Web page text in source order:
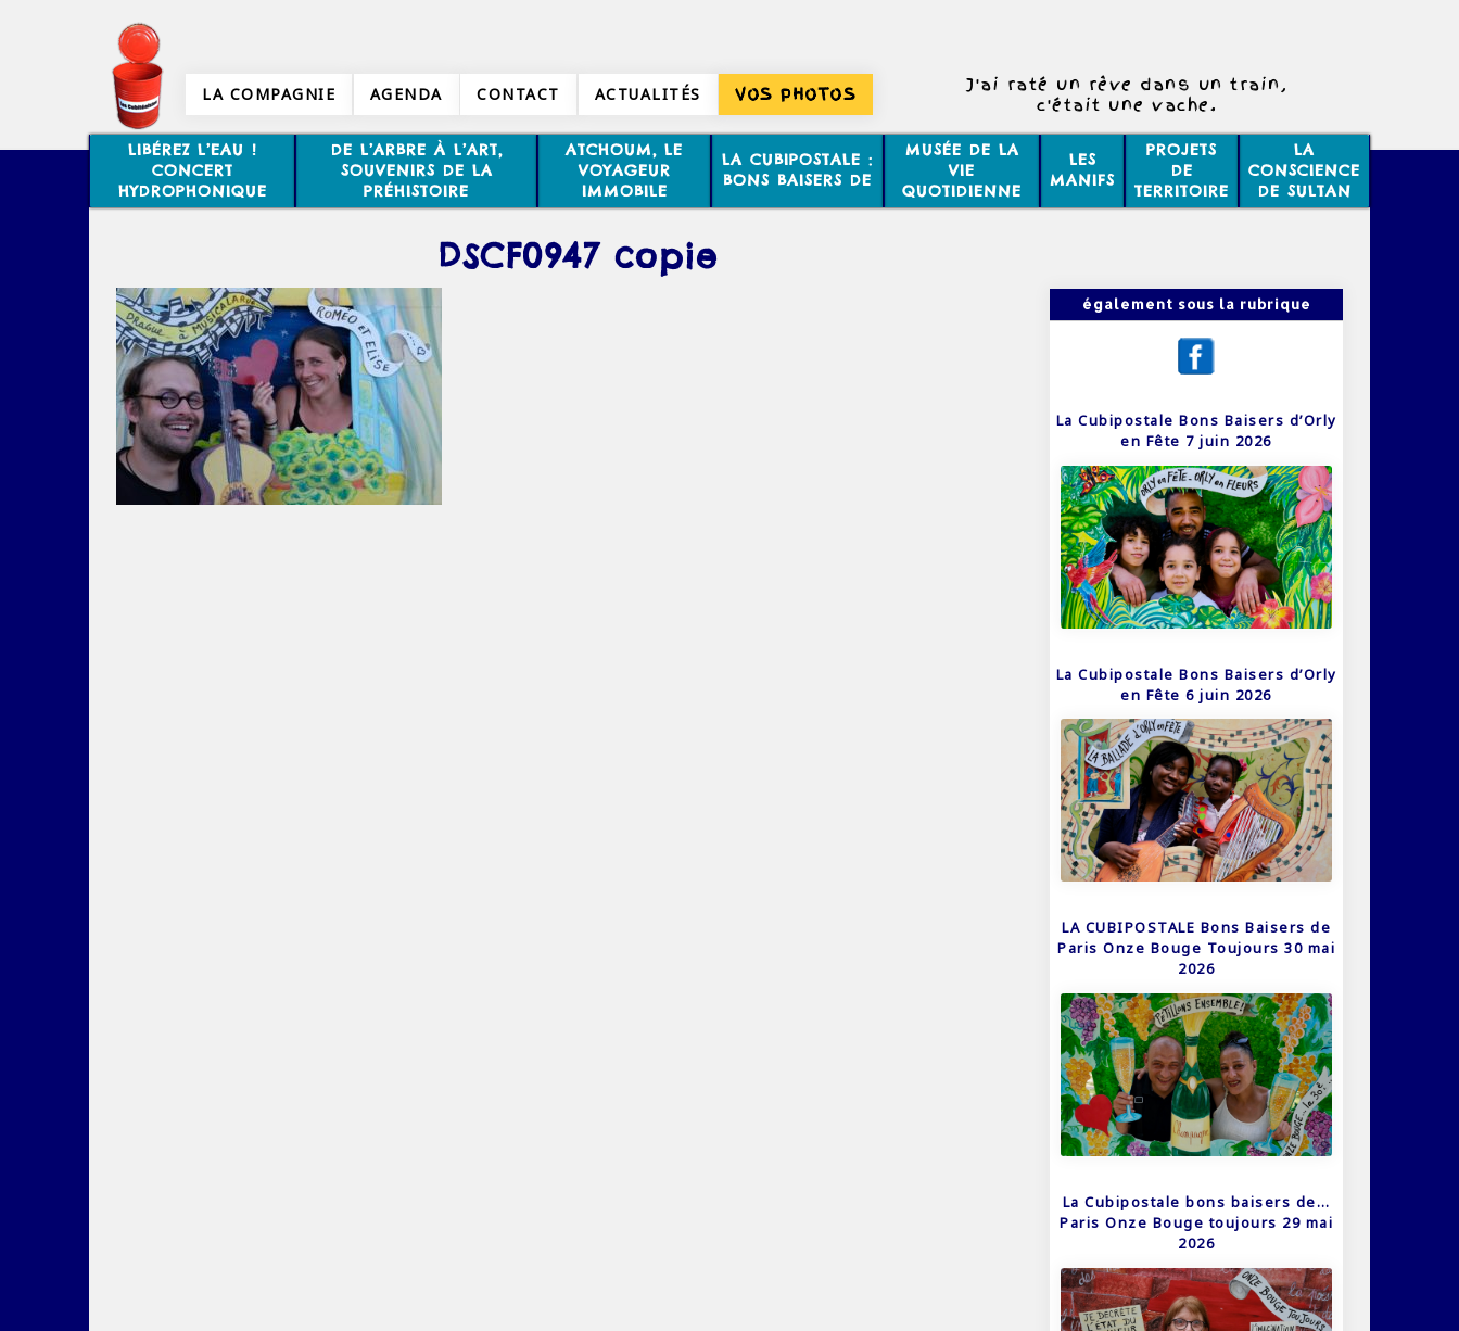
LA COMPAGNIE AGENDA CONTACT ACTUALITÉS VOS PHOTOS
J'ai raté un rêve dans un train,
c'était une vache.
LIBÉREZ L’EAU !
CONCERT
HYDROPHONIQUE
DE L’ARBRE À L’ART,
SOUVENIRS DE LA
PRÉHISTOIRE
ATCHOUM, LE
VOYAGEUR
IMMOBILE
LA CUBIPOSTALE :
BONS BAISERS DE
MUSÉE DE LA
VIE
QUOTIDIENNE
LES
MANIFS
PROJETS
DE
TERRITOIRE
LA
CONSCIENCE
DE SULTAN
DSCF0947 copie
également sous la rubrique
La Cubipostale Bons Baisers d’Orly
en Fête 7 juin 2026
La Cubipostale Bons Baisers d’Orly
en Fête 6 juin 2026
LA CUBIPOSTALE Bons Baisers de
Paris Onze Bouge Toujours 30 mai
2026
La Cubipostale bons baisers de…
Paris Onze Bouge toujours 29 mai
2026